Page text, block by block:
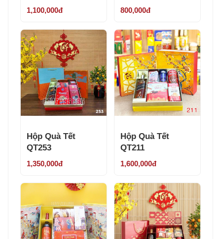
1,100,000đ 800,000đ
Hộp Quà Tết
QT253
1,350,000đ
Hộp Quà Tết
QT211
1,600,000đ